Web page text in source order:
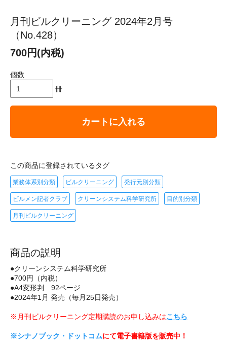
月刊ビルクリーニング 2024年2月号
（No.428）
700円(内税)
個数
冊
カートに入れる
この商品に登録されているタグ
業務体系別分類 ビルクリーニング 発行元別分類
ビルメン記者クラブ クリーンシステム科学研究所 目的別分類
月刊ビルクリーニング
商品の説明
●クリーンシステム科学研究所
●700円（内税）
●A4変形判 92ページ
●2024年1月 発売（毎月25日発売）
※月刊ビルクリーニング定期購読のお申し込みはこちら
※シナノブック・ドットコムにて電子書籍版を販売中！